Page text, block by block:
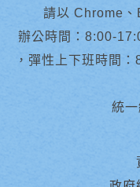
請以 Chrome
辦公時間：8:00-
，彈性上下班時間
統